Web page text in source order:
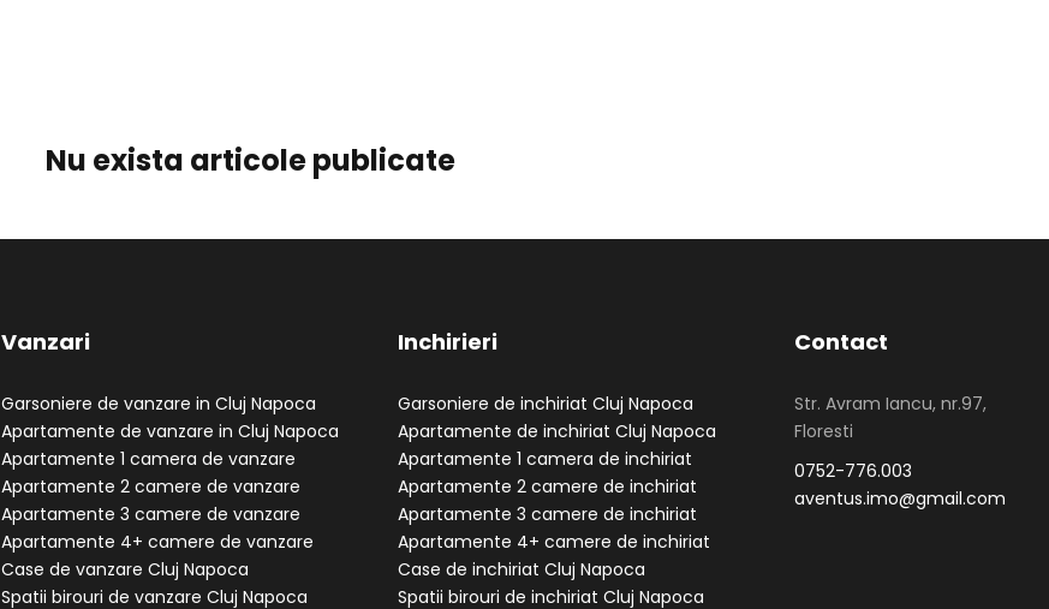
Nu exista articole publicate
Vanzari
Garsoniere de vanzare in Cluj Napoca
Apartamente de vanzare in Cluj Napoca
Apartamente 1 camera de vanzare
Apartamente 2 camere de vanzare
Apartamente 3 camere de vanzare
Apartamente 4+ camere de vanzare
Case de vanzare Cluj Napoca
Spatii birouri de vanzare Cluj Napoca
Inchirieri
Garsoniere de inchiriat Cluj Napoca
Apartamente de inchiriat Cluj Napoca
Apartamente 1 camera de inchiriat
Apartamente 2 camere de inchiriat
Apartamente 3 camere de inchiriat
Apartamente 4+ camere de inchiriat
Case de inchiriat Cluj Napoca
Spatii birouri de inchiriat Cluj Napoca
Contact
Str. Avram Iancu, nr.97,
Floresti
0752-776.003
aventus.imo@gmail.com